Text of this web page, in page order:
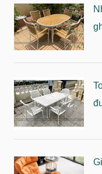
những bộ bàn ghế
cho không gian quán
về bàn ghế nhựa giả